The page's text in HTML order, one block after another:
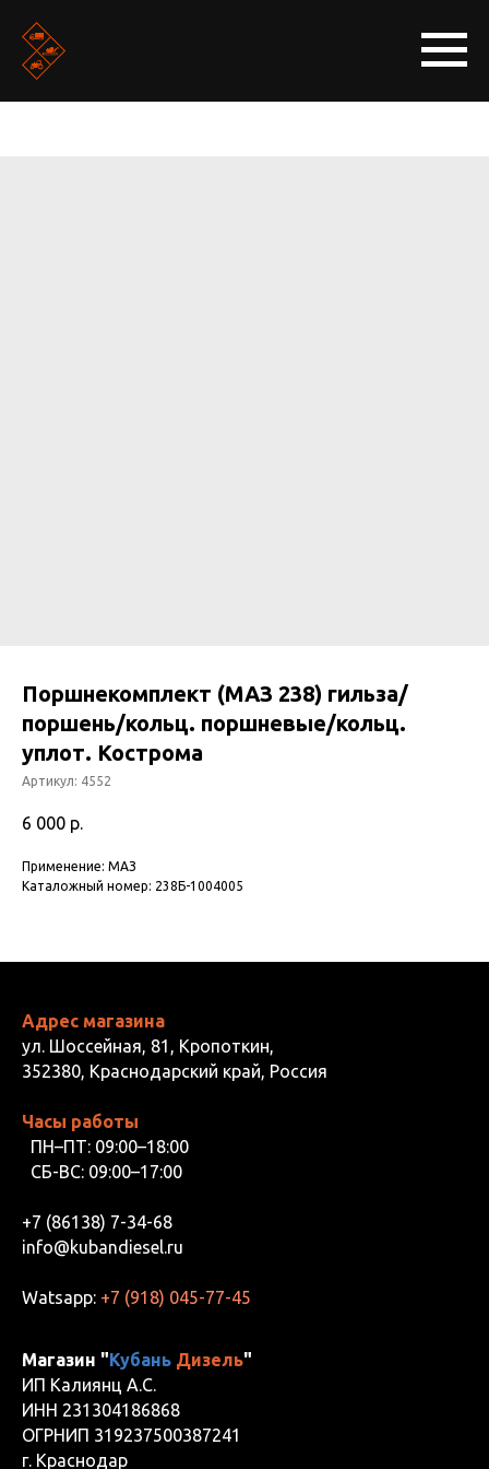
Поршнекомплект (МАЗ 238) гильза/
поршень/кольц. поршневые/кольц.
уплот. Кострома
Артикул: 4552
6 000 р.
Применение: МАЗ
Каталожный номер: 238Б-1004005
Адрес магазина
ул. Шоссейная, 81, Кропоткин,
352380, Краснодарский край, Россия
Часы работы
ПН–ПТ: 09:00–18:00
СБ-ВС: 09:00–17:00
+7 (86138) 7-34-68
info@kubandiesel.ru
Watsapp: +7 (918) 045-77-45
Магазин "Кубань Дизель"
ИП Калиянц А.С.
ИНН 231304186868
ОГРНИП 319237500387241
г. Краснодар